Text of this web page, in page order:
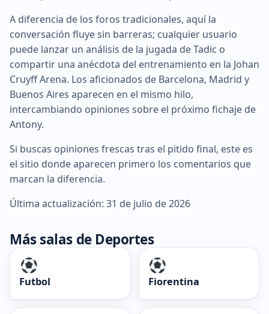
A diferencia de los foros tradicionales, aquí la
conversación fluye sin barreras; cualquier usuario
puede lanzar un análisis de la jugada de Tadic o
compartir una anécdota del entrenamiento en la Johan
Cruyff Arena. Los aficionados de Barcelona, Madrid y
Buenos Aires aparecen en el mismo hilo,
intercambiando opiniones sobre el próximo fichaje de
Antony.
Si buscas opiniones frescas tras el pitido final, este es
el sitio donde aparecen primero los comentarios que
marcan la diferencia.
Última actualización: 31 de julio de 2026
Más salas de Deportes
Futbol Fiorentina